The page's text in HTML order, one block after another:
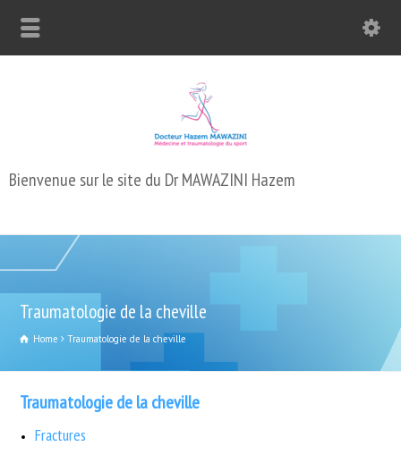
Bienvenue sur le site du Dr MAWAZINI Hazem
Traumatologie de la cheville
Home Traumatologie de la cheville
Traumatologie de la cheville
Fractures